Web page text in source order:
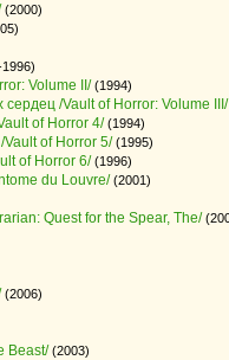
(2000)
Volume II/(1994)
сердец /Vault of Horror: Volume III/
of Horror 4/(1994)
Vault of Horror 5/(1995)
of Horror 6/(1996)
du Louvre/(2001)
Quest for the Spear, The/
(2006)
Beast/(2003)